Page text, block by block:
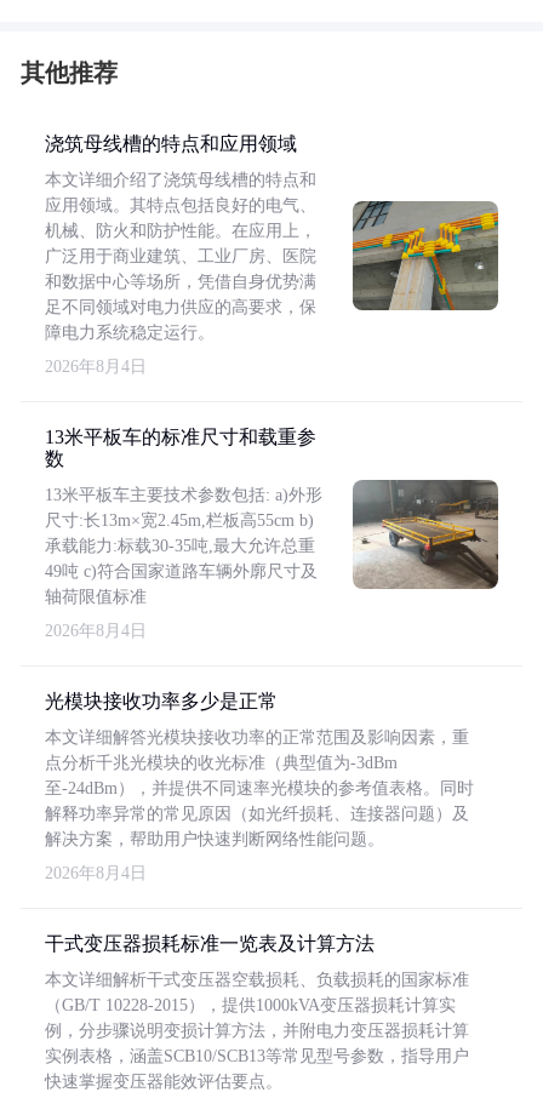
其他推荐
浇筑母线槽的特点和应用领域
本文详细介绍了浇筑母线槽的特点和
应用领域。其特点包括良好的电气、
机械、防火和防护性能。在应用上，
广泛用于商业建筑、工业厂房、医院
和数据中心等场所，凭借自身优势满
足不同领域对电力供应的高要求，保
障电力系统稳定运行。
2026年8月4日
13米平板车的标准尺寸和载重参
数
13米平板车主要技术参数包括: a)外形
尺寸:长13m×宽2.45m,栏板高55cm b)
承载能力:标载30-35吨,最大允许总重
49吨 c)符合国家道路车辆外廓尺寸及
轴荷限值标准
2026年8月4日
光模块接收功率多少是正常
本文详细解答光模块接收功率的正常范围及影响因素，重
点分析千兆光模块的收光标准（典型值为-3dBm
至-24dBm），并提供不同速率光模块的参考值表格。同时
解释功率异常的常见原因（如光纤损耗、连接器问题）及
解决方案，帮助用户快速判断网络性能问题。
2026年8月4日
干式变压器损耗标准一览表及计算方法
本文详细解析干式变压器空载损耗、负载损耗的国家标准
（GB/T 10228-2015），提供1000kVA变压器损耗计算实
例，分步骤说明变损计算方法，并附电力变压器损耗计算
实例表格，涵盖SCB10/SCB13等常见型号参数，指导用户
快速掌握变压器能效评估要点。